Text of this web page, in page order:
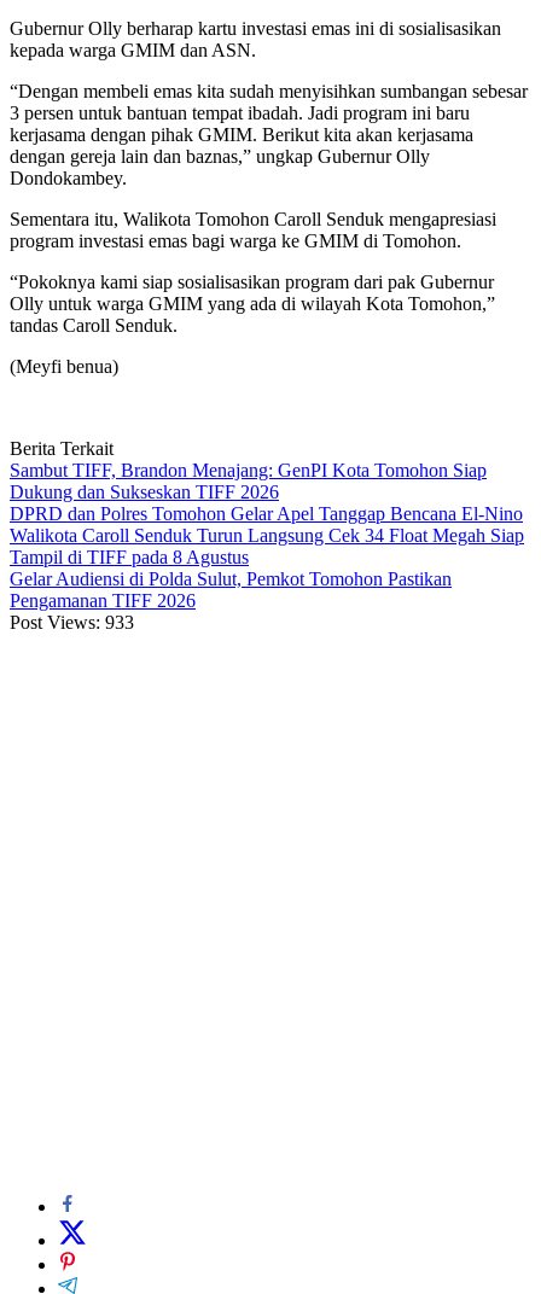
Gubernur Olly berharap kartu investasi emas ini di sosialisasikan
kepada warga GMIM dan ASN.
“Dengan membeli emas kita sudah menyisihkan sumbangan sebesar
3 persen untuk bantuan tempat ibadah. Jadi program ini baru
kerjasama dengan pihak GMIM. Berikut kita akan kerjasama
dengan gereja lain dan baznas,” ungkap Gubernur Olly
Dondokambey.
Sementara itu, Walikota Tomohon Caroll Senduk mengapresiasi
program investasi emas bagi warga ke GMIM di Tomohon.
“Pokoknya kami siap sosialisasikan program dari pak Gubernur
Olly untuk warga GMIM yang ada di wilayah Kota Tomohon,”
tandas Caroll Senduk.
(Meyfi benua)
Berita Terkait
Sambut TIFF, Brandon Menajang: ​GenPI Kota Tomohon Siap
Dukung dan Sukseskan TIFF 2026
DPRD dan Polres Tomohon Gelar Apel Tanggap Bencana El-Nino
Walikota Caroll Senduk Turun Langsung Cek 34 Float Megah Siap
Tampil di TIFF pada 8 Agustus
Gelar Audiensi di Polda Sulut, Pemkot Tomohon Pastikan
Pengamanan TIFF 2026
Post Views: 933